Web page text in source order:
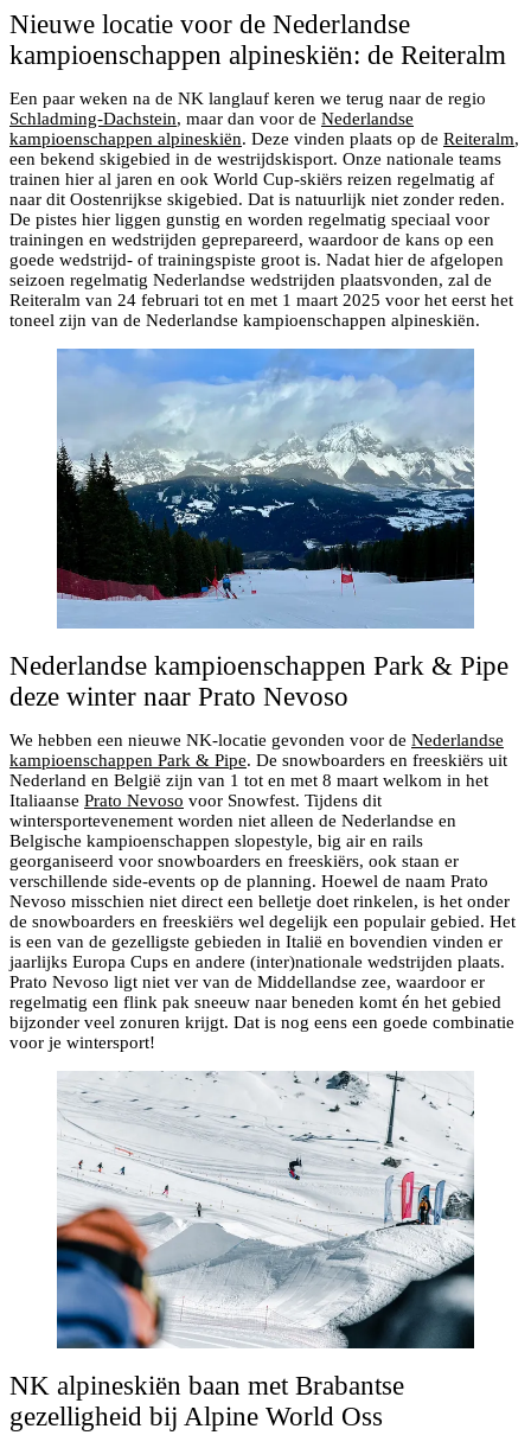
Nieuwe locatie voor de Nederlandse
kampioenschappen alpineskiën: de Reiteralm
Een paar weken na de NK langlauf keren we terug naar de regio
Schladming-Dachstein, maar dan voor de Nederlandse
kampioenschappen alpineskiën. Deze vinden plaats op de Reiteralm,
een bekend skigebied in de westrijdskisport. Onze nationale teams
trainen hier al jaren en ook World Cup-skiërs reizen regelmatig af
naar dit Oostenrijkse skigebied. Dat is natuurlijk niet zonder reden.
De pistes hier liggen gunstig en worden regelmatig speciaal voor
trainingen en wedstrijden geprepareerd, waardoor de kans op een
goede wedstrijd- of trainingspiste groot is. Nadat hier de afgelopen
seizoen regelmatig Nederlandse wedstrijden plaatsvonden, zal de
Reiteralm van 24 februari tot en met 1 maart 2025 voor het eerst het
toneel zijn van de Nederlandse kampioenschappen alpineskiën.
Nederlandse kampioenschappen Park & Pipe
deze winter naar Prato Nevoso
We hebben een nieuwe NK-locatie gevonden voor de Nederlandse
kampioenschappen Park & Pipe. De snowboarders en freeskiërs uit
Nederland en België zijn van 1 tot en met 8 maart welkom in het
Italiaanse Prato Nevoso voor Snowfest. Tijdens dit
wintersportevenement worden niet alleen de Nederlandse en
Belgische kampioenschappen slopestyle, big air en rails
georganiseerd voor snowboarders en freeskiërs, ook staan er
verschillende side-events op de planning. Hoewel de naam Prato
Nevoso misschien niet direct een belletje doet rinkelen, is het onder
de snowboarders en freeskiërs wel degelijk een populair gebied. Het
is een van de gezelligste gebieden in Italië en bovendien vinden er
jaarlijks Europa Cups en andere (inter)nationale wedstrijden plaats.
Prato Nevoso ligt niet ver van de Middellandse zee, waardoor er
regelmatig een flink pak sneeuw naar beneden komt én het gebied
bijzonder veel zonuren krijgt. Dat is nog eens een goede combinatie
voor je wintersport!
NK alpineskiën baan met Brabantse
gezelligheid bij Alpine World Oss